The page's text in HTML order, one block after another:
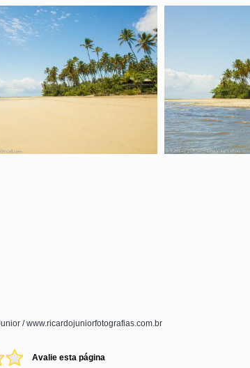
/ www.ricardojuniorfotografias.com.br
Avalie esta página